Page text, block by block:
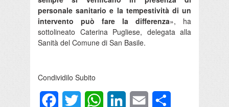
personale sanitario e la tempestività di un
intervento può fare la differenza», ha
sottolineato Caterina Pugliese, delegata alla
Sanità del Comune di San Basile.
Condividilo Subito
FacebookTwitter WhatsAppLinkedInEmail